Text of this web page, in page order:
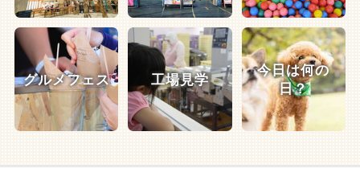
グルメフェス 工場見学
今日は何の
日？